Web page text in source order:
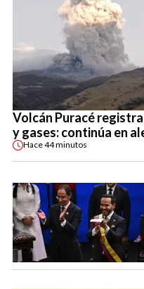
Volcán Puracé
y gases: continúa en
Hace44 minutos